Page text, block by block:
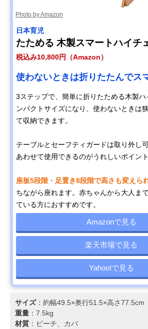
Photo by Amazon
日本育児
たためる 木製スマートハイチ
税込み10,800円（Amazon）
使わないときは折りたたんでス
3ステップで、簡単に折りたためる木製ハ
ンパクトサイズになり、使わないときは
て収納できます。
テーブルとセーフティガードは取り外し
あわせて使用できるのがうれしいポイント
座板5段階・足置き8段階で高さも変えら
ちながら座れます。赤ちゃんから大人ま
ている方におすすめです。
Amazonで見る
楽天市場で見る
Yahoo!で見る
サイズ：約幅49.5×奥行51.5×高さ77.5cm
重量 ：7.5kg
材質 ：ビーチ、カバ